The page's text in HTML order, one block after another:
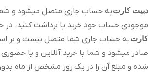
دبیت کارتبه حساب جاری متصل میشود و شما
موجودی حساب خود خرید یا برداشت کنید. در
کارتبه حساب جاری شما متصل نیست و بر
صادر میشود و شما با خرید آنلاین و یا حضوری
شده و مبلغ آن را در یک روز مشخص از ماه